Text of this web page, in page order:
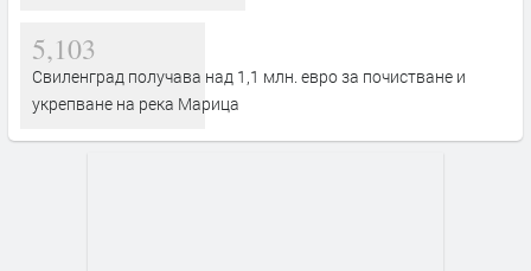
5,103
Свиленград получава над 1,1 млн. евро за почистване и
укрепване на река Марица